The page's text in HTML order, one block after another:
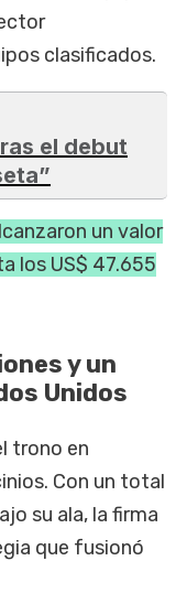
clasificados.
el debut
un valor
los US$ 47.655
y un
Unidos
trono en
Con un total
su ala, la firma
que fusionó